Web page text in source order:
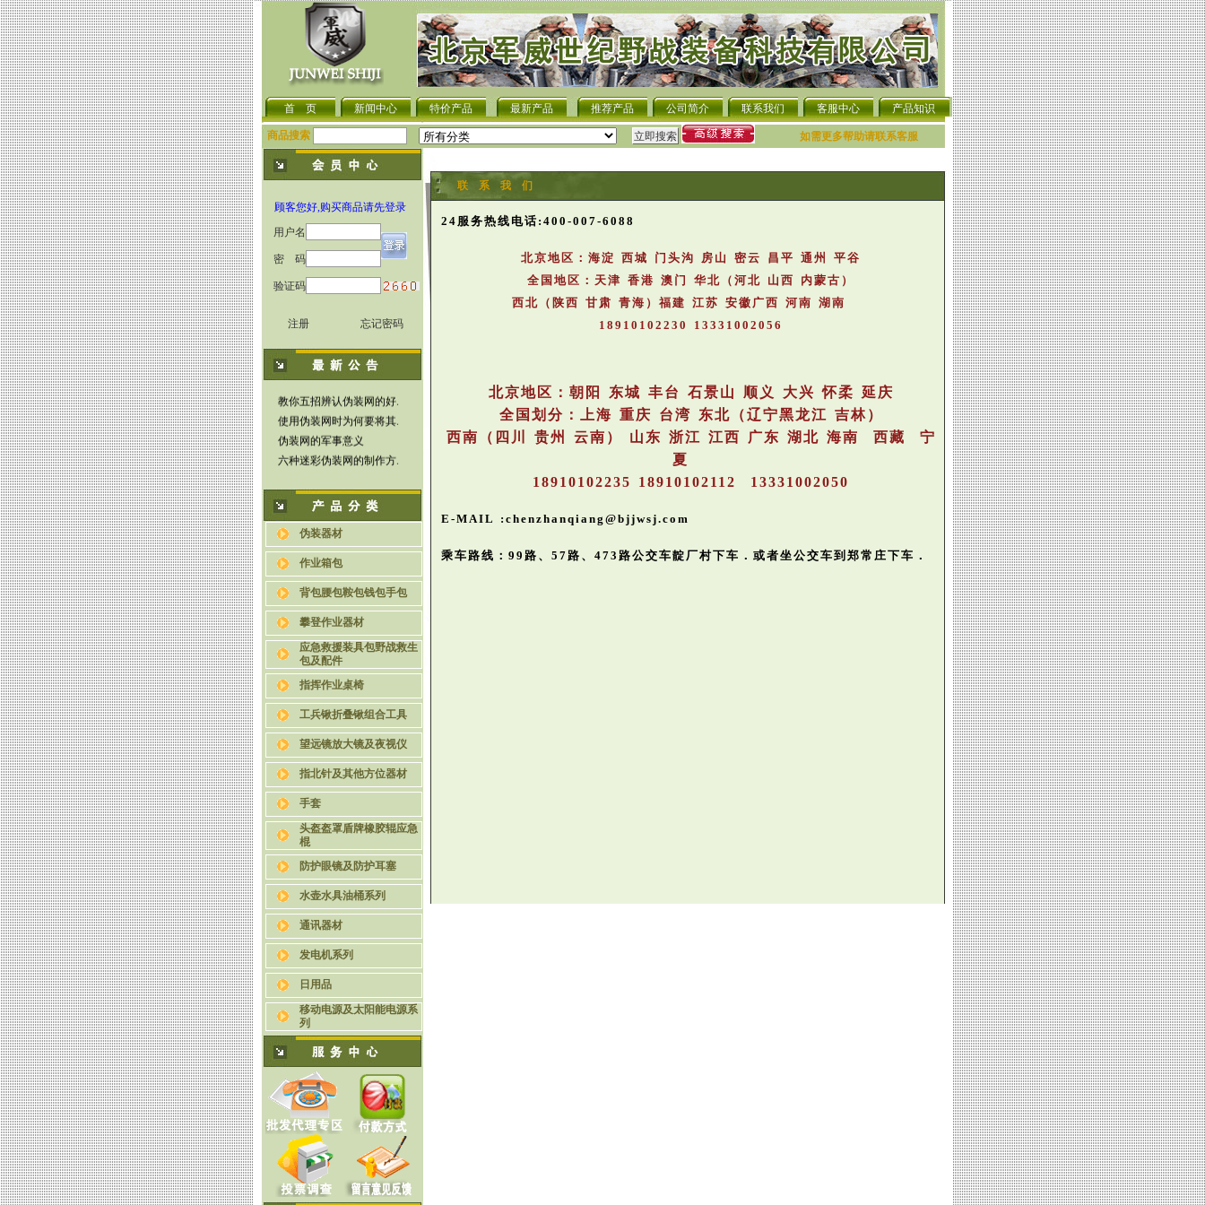
首 页 新闻中心 特价产品 最新产品 推荐产品 公司简介 联系我们 客服中心 产品知识
商品搜索 如需更多帮助请联系客服
顾客您好,购买商品请先登录
用户名
密 码
验证码
注册 忘记密码
军用伪装网近红外侦察工.
关于伪装网的种类与功能.
教你五招辨认伪装网的好.
使用伪装网时为何要将其.
伪装网的军事意义
六种迷彩伪装网的制作方.
伪装器材
作业箱包
背包腰包鞍包钱包手包
攀登作业器材
应急救援装具包野战救生
包及配件
指挥作业桌椅
工兵锹折叠锹组合工具
望远镜放大镜及夜视仪
指北针及其他方位器材
手套
头盔盔罩盾牌橡胶辊应急
棍
防护眼镜及防护耳塞
水壶水具油桶系列
通讯器材
发电机系列
日用品
移动电源及太阳能电源系
列
联 系 我 们
24服务热线电话:400-007-6088
北京地区：海淀 西城 门头沟 房山 密云 昌平 通州 平谷
全国地区：天津 香港 澳门 华北（河北 山西 内蒙古）
西北（陕西 甘肃 青海）福建 江苏 安徽广西 河南 湖南
18910102230 13331002056
北京地区：朝阳 东城 丰台 石景山 顺义 大兴 怀柔 延庆
全国划分：上海 重庆 台湾 东北（辽宁黑龙江 吉林）
西南（四川 贵州 云南） 山东 浙江 江西 广东 湖北 海南 西藏 宁
夏
18910102235 18910102112 13331002050
E-MAIL :chenzhanqiang@bjjwsj.com
乘车路线：99路、57路、473路公交车靛厂村下车． 或者坐公交车到郑常庄下车．